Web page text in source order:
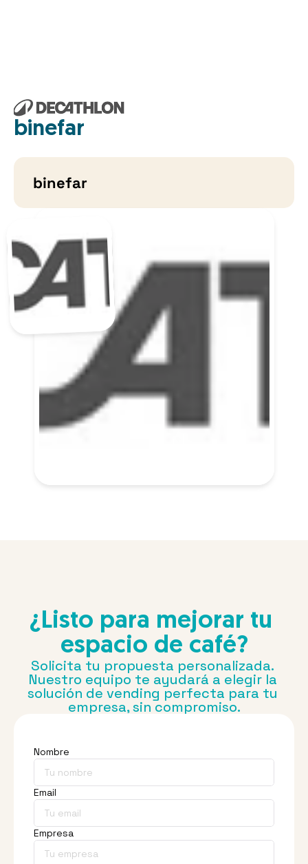
binefar
binefar
¿Listo para mejorar tu
espacio de café?
Solicita tu propuesta personalizada.
Nuestro equipo te ayudará a elegir la
solución de vending perfecta para tu
empresa, sin compromiso.
Nombre
Email
Empresa